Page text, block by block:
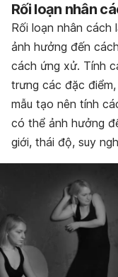
Nguy cơ mắc
Điều trị & chẩn
Chế độ sinh
Rối loạn nhân
Rối loạn nhân cách
ảnh hưởng đến
cách ứng xử. Tính
trưng các đặc
mẫu tạo nên tính
có thể ảnh hưởng
giới, thái độ, suy